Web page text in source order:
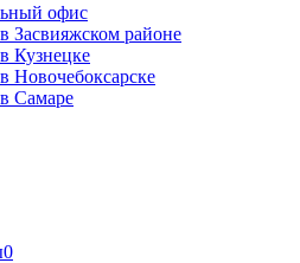
офис
Засвияжском районе
Кузнецке
Новочебоксарске
Самаре
0